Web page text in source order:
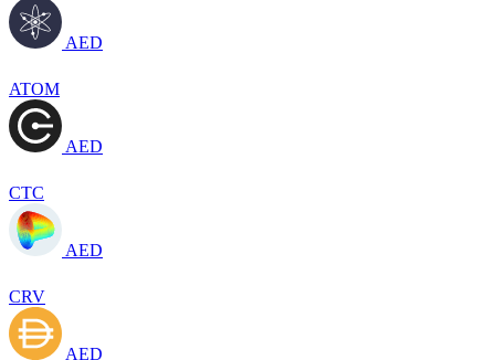
AED
ATOM
AED
CTC
AED
CRV
AED